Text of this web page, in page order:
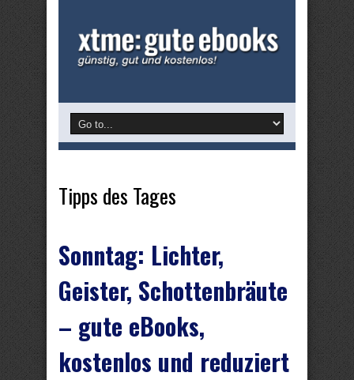
Tipps des Tages
Sonntag: Lichter,
Geister, Schottenbräute
– gute eBooks,
kostenlos und reduziert